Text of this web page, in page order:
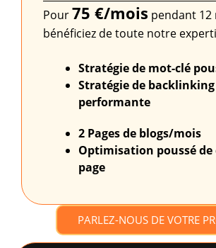
Pour75 €/mois pendant 12
bénéficiez de toute notre
Stratégie de mot-clé
Stratégie de backlinking
performante
2 Pages de blogs/mois
Optimisation pousséde
page
PARLEZ-NOUS DE VOTRE